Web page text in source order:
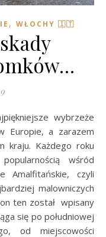
, WŁOCHY 🇮🇹
Europie, a zarazem
kraju. Każdego roku
wśród
Amalfitańskie, czyli
malowniczych
ten został wpisany
się po południowej
od miejscowości